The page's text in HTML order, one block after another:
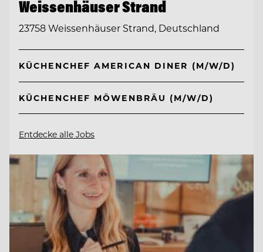
Weissenhäuser Strand
23758 Weissenhäuser Strand, Deutschland
KÜCHENCHEF AMERICAN DINER (M/W/D)
KÜCHENCHEF MÖWENBRÄU (M/W/D)
Entdecke alle Jobs